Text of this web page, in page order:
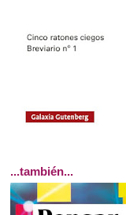
...también...